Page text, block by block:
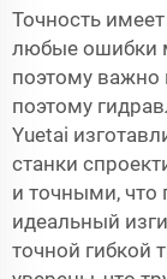
Точность
любые ошибки
поэтому важно
поэтому
Yuetai
станки
и точными, что
идеальный
точной гибкой